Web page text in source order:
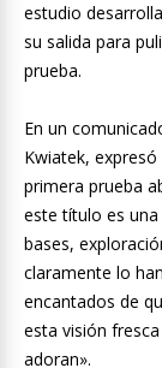
estudio
su salida para
prueba.
En un
Kwiatek,
primera prueba
este título es
bases,
claramente lo
encantados de
esta visión
adoran».